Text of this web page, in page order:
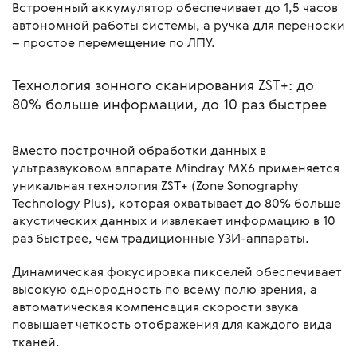
Встроенный аккумулятор обеспечивает до 1,5 часов
автономной работы системы, а ручка для переноски
– простое перемещение по ЛПУ.
Технология зонного сканирования ZST+: до
80% больше информации, до 10 раз быстрее
Вместо построчной обработки данных в
ультразвуковом аппарате Mindray MX6 применяется
уникальная технология ZST+ (Zone Sonography
Technology Plus), которая охватывает до 80% больше
акустических данных и извлекает информацию в 10
раз быстрее, чем традиционные УЗИ-аппараты.
Динамическая фокусировка пикселей обеспечивает
высокую однородность по всему полю зрения, а
автоматическая компенсация скорости звука
повышает четкость отображения для каждого вида
тканей.